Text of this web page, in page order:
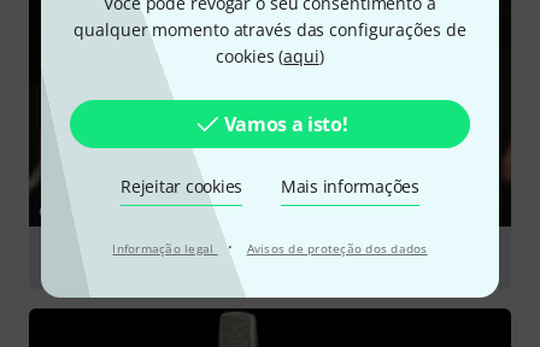
qualquer momento através das configurações de
cookies (aqui)
Vamos a isto!
Rejeitar cookies Mais informações
Informação legal · Avisos de proteção dos dados
GUIA
Recording Choirs